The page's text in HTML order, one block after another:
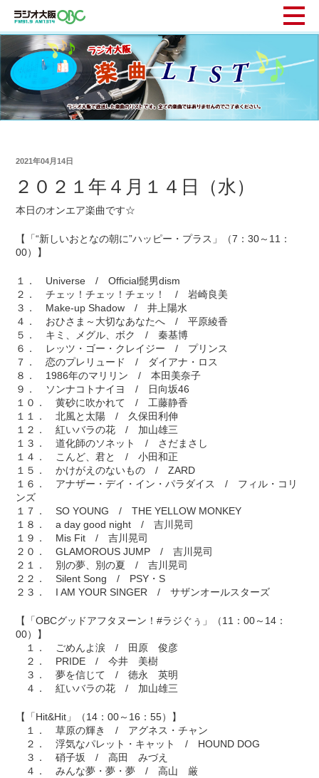
2021年04月14日
２０２１年４月１４日（水）
本日のオンエア楽曲です☆
【「“新しいおとなの朝に”ハッピー・プラス」（7：30～11：
00）】
１． Universe / Official髭男dism
２． チェッ！チェッ！チェッ！ / 岩崎良美
３． Make-up Shadow / 井上陽水
４． おひさま～大切なあなたへ / 平原綾香
５． キミ、メグル、ボク / 秦基博
６． レッツ・ゴー・クレイジー / プリンス
７． 恋のプレリュード / ダイアナ・ロス
８． 1986年のマリリン / 本田美奈子
９． ソンナコトナイヨ / 日向坂46
１０． 黄砂に吹かれて / 工藤静香
１１． 北風と太陽 / 久保田利伸
１２． 紅いバラの花 / 加山雄三
１３． 道化師のソネット / さだまさし
１４． こんど、君と / 小田和正
１５． かけがえのないもの / ZARD
１６． アナザー・デイ・イン・パラダイス / フィル・コリ
ンズ
１７． SO YOUNG / THE YELLOW MONKEY
１８． a day good night / 吉川晃司
１９． Mis Fit / 吉川晃司
２０． GLAMOROUS JUMP / 吉川晃司
２１． 別の夢、別の夏 / 吉川晃司
２２． Silent Song / PSY・S
２３． I AM YOUR SINGER / サザンオールスターズ
【「OBCグッドアフタヌーン！#ラジぐぅ」（11：00～14：
00）】
１． ごめんよ涙 / 田原 俊彦
２． PRIDE / 今井 美樹
３． 夢を信じて / 徳永 英明
４． 紅いバラの花 / 加山雄三
【「Hit&Hit」（14：00～16：55）】
１． 草原の輝き / アグネス・チャン
２． 浮気なパレット・キャット / HOUND DOG
３． 硝子坂 / 高田 みづえ
４． みんな夢・夢・夢 / 高山 厳